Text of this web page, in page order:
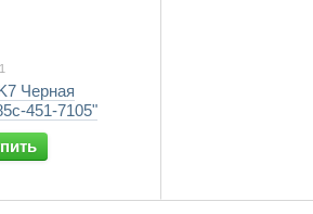
Черная
451-7105"